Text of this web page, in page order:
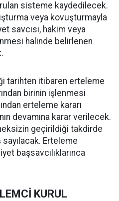
sisteme kaydedilecek.
veya kovuşturmayla
savcısı, hakim veya
halinde belirlenen
tarihten itibaren erteleme
birinin işlenmesi
erteleme kararı
devamına karar verilecek.
geçirildiği takdirde
Erteleme
başsavcılıklarınca
KURUL